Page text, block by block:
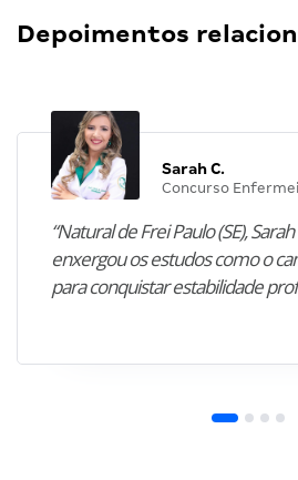
Depoimentos
Sarah C.
Concurso
“Natural de Frei Paulo (SE),
enxergou os estudos como o
para conquistar estabilidade